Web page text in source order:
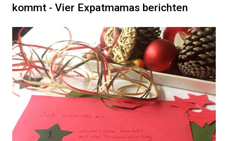
kommt - Vier Expatmamas berichten